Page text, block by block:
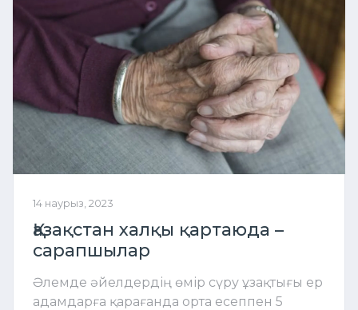
14 наурыз, 2023
Қазақстан халқы қартаюда –
сарапшылар
Әлемде әйелдердің өмір сүру ұзақтығы ер
адамдарға қарағанда орта есеппен 5